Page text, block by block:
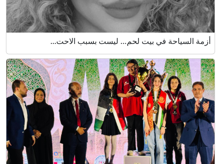
أزمة السياحة في بيت لحم… ليست بسبب الاحت...